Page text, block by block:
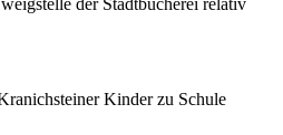
der Stadtbücherei relativ
Kinder zu Schule